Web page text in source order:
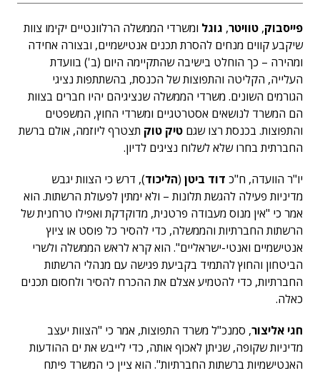
פייסבוק, טוויטר, גוגל ומשרדי הממשלה הרלוונטיים יקימו צוות
שיקבע קווים מנחים להסרת תכנים אנטישמיים, ובצורה אחידה
ומהירה – כך הוחלט בישיבה שהתקיימה היום (ב') בוועדת
העלייה, הקליטה והתפוצות של הכנסת, בהשתתפות נציגי
הגורמים השונים. משרדי הממשלה שנציגיהם יהיו חברים בצוות
הם המשרד לנושאים אסטרטגיים ומשרדי החוץ, המשפטים
והתפוצות. בכנסת רצו שגם טיק טוק תצטרף ליוזמה, אולם ברשת
החברתית בחרו שלא לשלוח נציגים לדיון.
יו"ר הוועדה, ח"כ דוד ביטן (הליכוד), דרש כי הצוות יגבש
מדיניות פעילה להגשת תלונות – ולא ימתין לפעולת הרשתות. הוא
אמר כי "אין מנוס מעבודה פרטנית, מדוקדקת ואפילו טרחנית של
הרשתות החברתיות והממשלה, כדי להסיר כל פוסט או ציוץ
אנטישמיים ואנטי-ישראליים". הוא קרא לראש הממשלה ולשרי
הביטחון והחוץ להתמיד בקביעת פגישה עם מנהלי הרשתות
החברתיות, כדי להטמיע אצלם את ההכרח להסיר ולחסום תכנים
כאלה.
חגי אליצור, סמנכ"ל משרד התפוצות, אמר כי "הצוות יעצב
מדיניות שקופה, שניתן לאכוף אותה, כדי לייבש את ים ההודעות
האנטישמיות ברשתות החברתיות". הוא ציין כי המשרד פיתח